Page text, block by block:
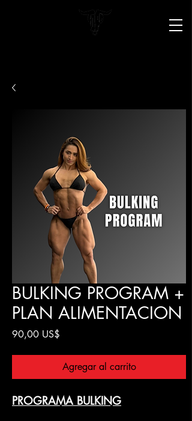
BULKING PROGRAM +
PLAN ALIMENTACION
90,00 US$
Agregar al carrito
PROGRAMA BULKING